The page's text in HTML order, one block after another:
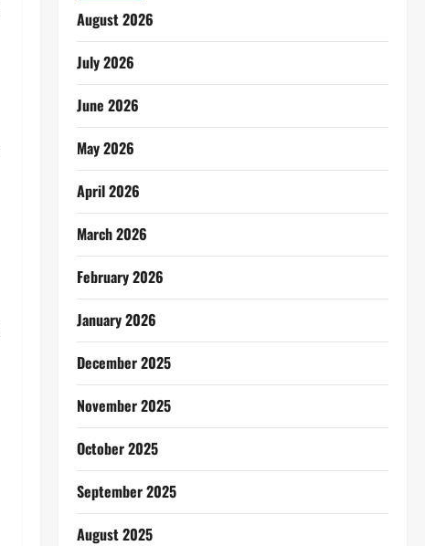
August 2026
July 2026
June 2026
May 2026
April 2026
March 2026
February 2026
January 2026
December 2025
November 2025
October 2025
September 2025
August 2025